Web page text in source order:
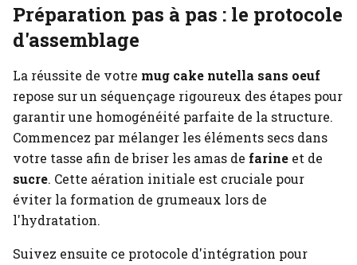
Préparation pas à pas : le protocole
d'assemblage
La réussite de votre mug cake nutella sans oeuf
repose sur un séquençage rigoureux des étapes pour
garantir une homogénéité parfaite de la structure.
Commencez par mélanger les éléments secs dans
votre tasse afin de briser les amas de farine et de
sucre. Cette aération initiale est cruciale pour
éviter la formation de grumeaux lors de
l'hydratation.
Suivez ensuite ce protocole d'intégration pour